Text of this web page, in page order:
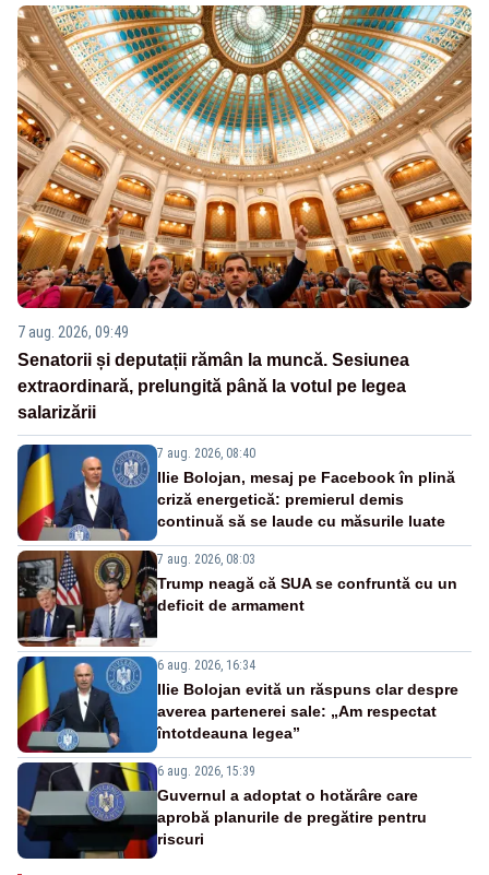
7 aug. 2026, 09:49
Senatorii și deputații rămân la muncă. Sesiunea
extraordinară, prelungită până la votul pe legea
salarizării
7 aug. 2026, 08:40
Ilie Bolojan, mesaj pe Facebook în plină
criză energetică: premierul demis
continuă să se laude cu măsurile luate
7 aug. 2026, 08:03
Trump neagă că SUA se confruntă cu un
deficit de armament
6 aug. 2026, 16:34
Ilie Bolojan evită un răspuns clar despre
averea partenerei sale: „Am respectat
întotdeauna legea”
6 aug. 2026, 15:39
Guvernul a adoptat o hotărâre care
aprobă planurile de pregătire pentru
riscuri